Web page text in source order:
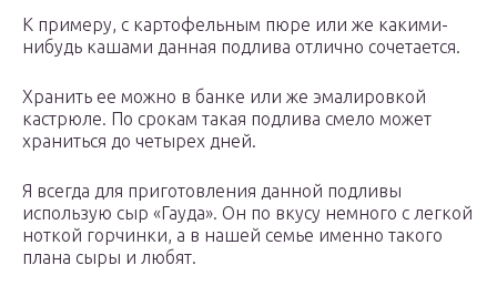
К примеру, с картофельным пюре или же какими-
нибудь кашами данная подлива отлично сочетается.
Хранить ее можно в банке или же эмалировкой
кастрюле. По срокам такая подлива смело может
храниться до четырех дней.
Я всегда для приготовления данной подливы
использую сыр «Гауда». Он по вкусу немного с легкой
ноткой горчинки, а в нашей семье именно такого
плана сыры и любят.